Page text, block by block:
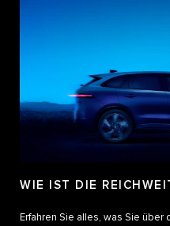
WIE IST DIE
Erfahren Sie alles, was Sie über